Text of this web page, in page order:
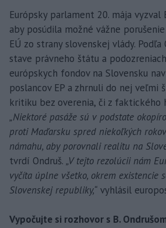
Európsky parlament 20. mája vyzval
aby posúdila možné vážne
EÚ zo strany slovenskej vlády. Podľa
stave právneho štátu a
európskych fondov na Slovensku
poslancov EP a zhrnuli do nej veľmi
kritiku bez overenia, či z faktického
„Niektoré pasáže sú v podstate
proti Maďarsku spred niekoľkých
námahu, aby porovnali realitu na
tvrdí Ondruš. „V tejto rezolúcii nám
vyčíta úplne všetko, okrem existencie
Slovenskej republiky,“ vyhlásil
Vypočujte si rozhovor s B.